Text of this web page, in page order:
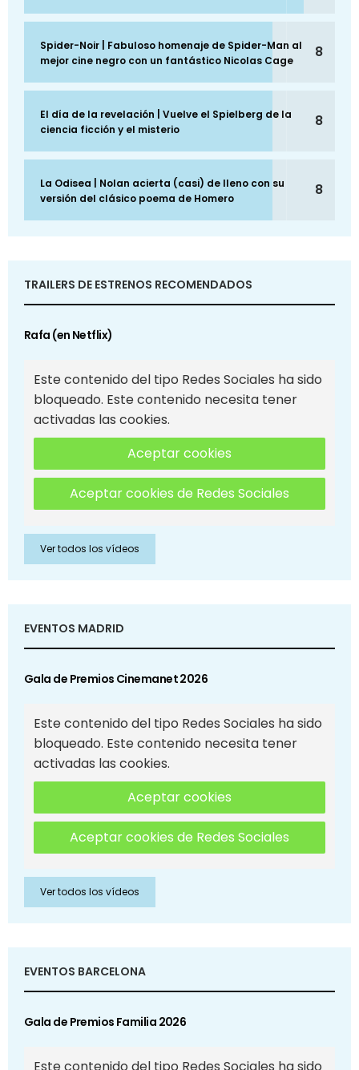
Spider-Noir | Fabuloso homenaje de Spider-Man al
mejor cine negro con un fantástico Nicolas Cage
8
El día de la revelación | Vuelve el Spielberg de la
ciencia ficción y el misterio
8
La Odisea | Nolan acierta (casi) de lleno con su
versión del clásico poema de Homero
8
TRAILERS DE ESTRENOS RECOMENDADOS
Rafa (en Netflix)
Este contenido del tipo Redes Sociales ha sido
bloqueado. Este contenido necesita tener
activadas las cookies.
Aceptar cookies
Aceptar cookies de Redes Sociales
Ver todos los vídeos
EVENTOS MADRID
Gala de Premios Cinemanet 2026
Este contenido del tipo Redes Sociales ha sido
bloqueado. Este contenido necesita tener
activadas las cookies.
Aceptar cookies
Aceptar cookies de Redes Sociales
Ver todos los vídeos
EVENTOS BARCELONA
Gala de Premios Familia 2026
Este contenido del tipo Redes Sociales ha sido